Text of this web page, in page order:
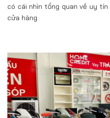
có cái nhìn tổng quan về uy
cửa hàng.